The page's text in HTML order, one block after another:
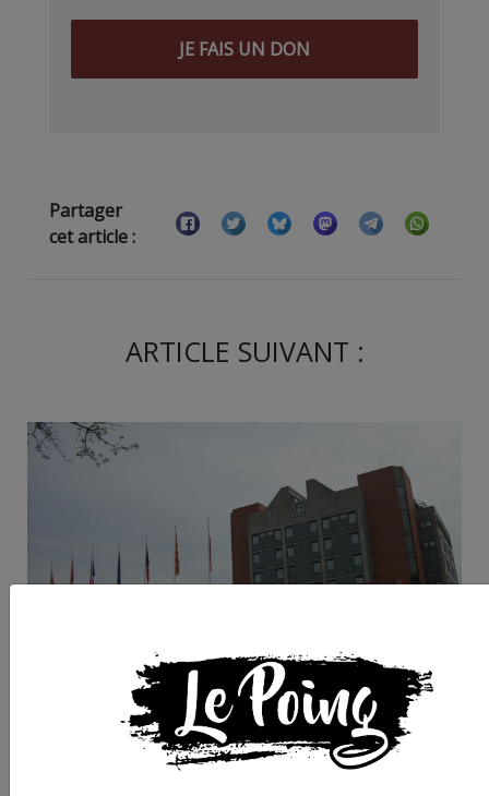
JE FAIS UN DON
Partager
cet article :
ARTICLE SUIVANT :
pendant que le
culturel meurt, Delga
annonce 200 millions
pour la défense